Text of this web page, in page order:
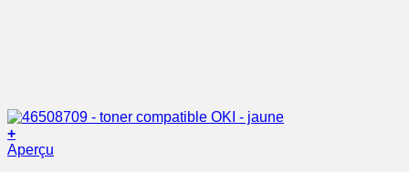
+
Aperçu